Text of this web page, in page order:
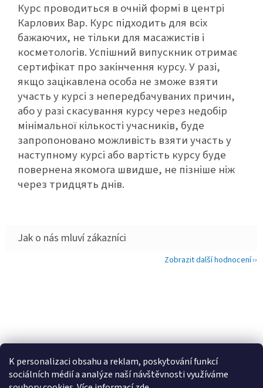
K personalizaci obsahu a reklam, poskytování funkcí
sociálních médií a analýze naší návštěvnosti využíváme
Курс проводиться в очній формі в центрі
Карлових Вар. Курс підходить для всіх
бажаючих, не тільки для масажистів і
косметологів. Успішний випускник отримає
сертифікат про закінчення курсу. У разі,
якщо зацікавлена особа не зможе взяти
участь у курсі з непередбачуваних причин,
або у разі скасування курсу через недобір
мінімальної кількості учасників, буде
запропоновано можливість взяти участь у
наступному курсі або вартість курсу буде
повернена якомога швидше, не пізніше ніж
через тридцять днів.
Zobrazit další hodnocení
í